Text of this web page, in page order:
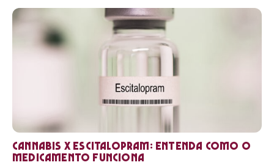
Cannabis X Escitalopram: Entenda como o
medicamento funciona